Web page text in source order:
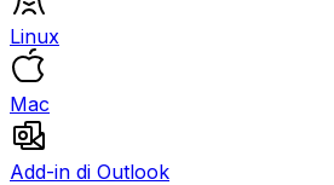
Linux
Mac
Add-in di Outlook